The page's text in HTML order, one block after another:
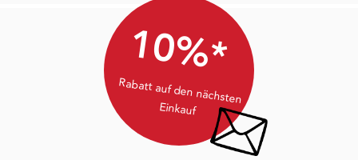
10%*
Rabatt auf den nächsten
Einkauf